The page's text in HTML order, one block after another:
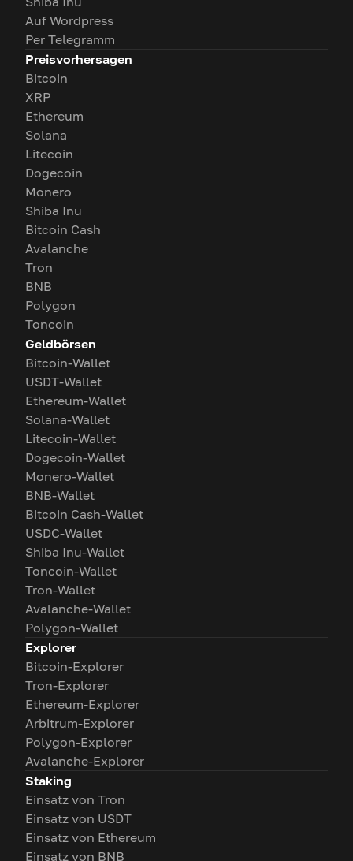
Auf Wordpress
Per Telegramm
Preisvorhersagen
Bitcoin
XRP
Ethereum
Solana
Litecoin
Dogecoin
Monero
Shiba Inu
Bitcoin Cash
Avalanche
Tron
BNB
Polygon
Toncoin
Geldbörsen
Bitcoin-Wallet
USDT-Wallet
Ethereum-Wallet
Solana-Wallet
Litecoin-Wallet
Dogecoin-Wallet
Monero-Wallet
BNB-Wallet
Bitcoin Cash-Wallet
USDC-Wallet
Shiba Inu-Wallet
Toncoin-Wallet
Tron-Wallet
Avalanche-Wallet
Polygon-Wallet
Explorer
Bitcoin-Explorer
Tron-Explorer
Ethereum-Explorer
Arbitrum-Explorer
Polygon-Explorer
Avalanche-Explorer
Staking
Einsatz von Tron
Einsatz von USDT
Einsatz von Ethereum
Einsatz von BNB